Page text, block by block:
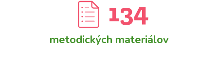
134
metodických materiálov